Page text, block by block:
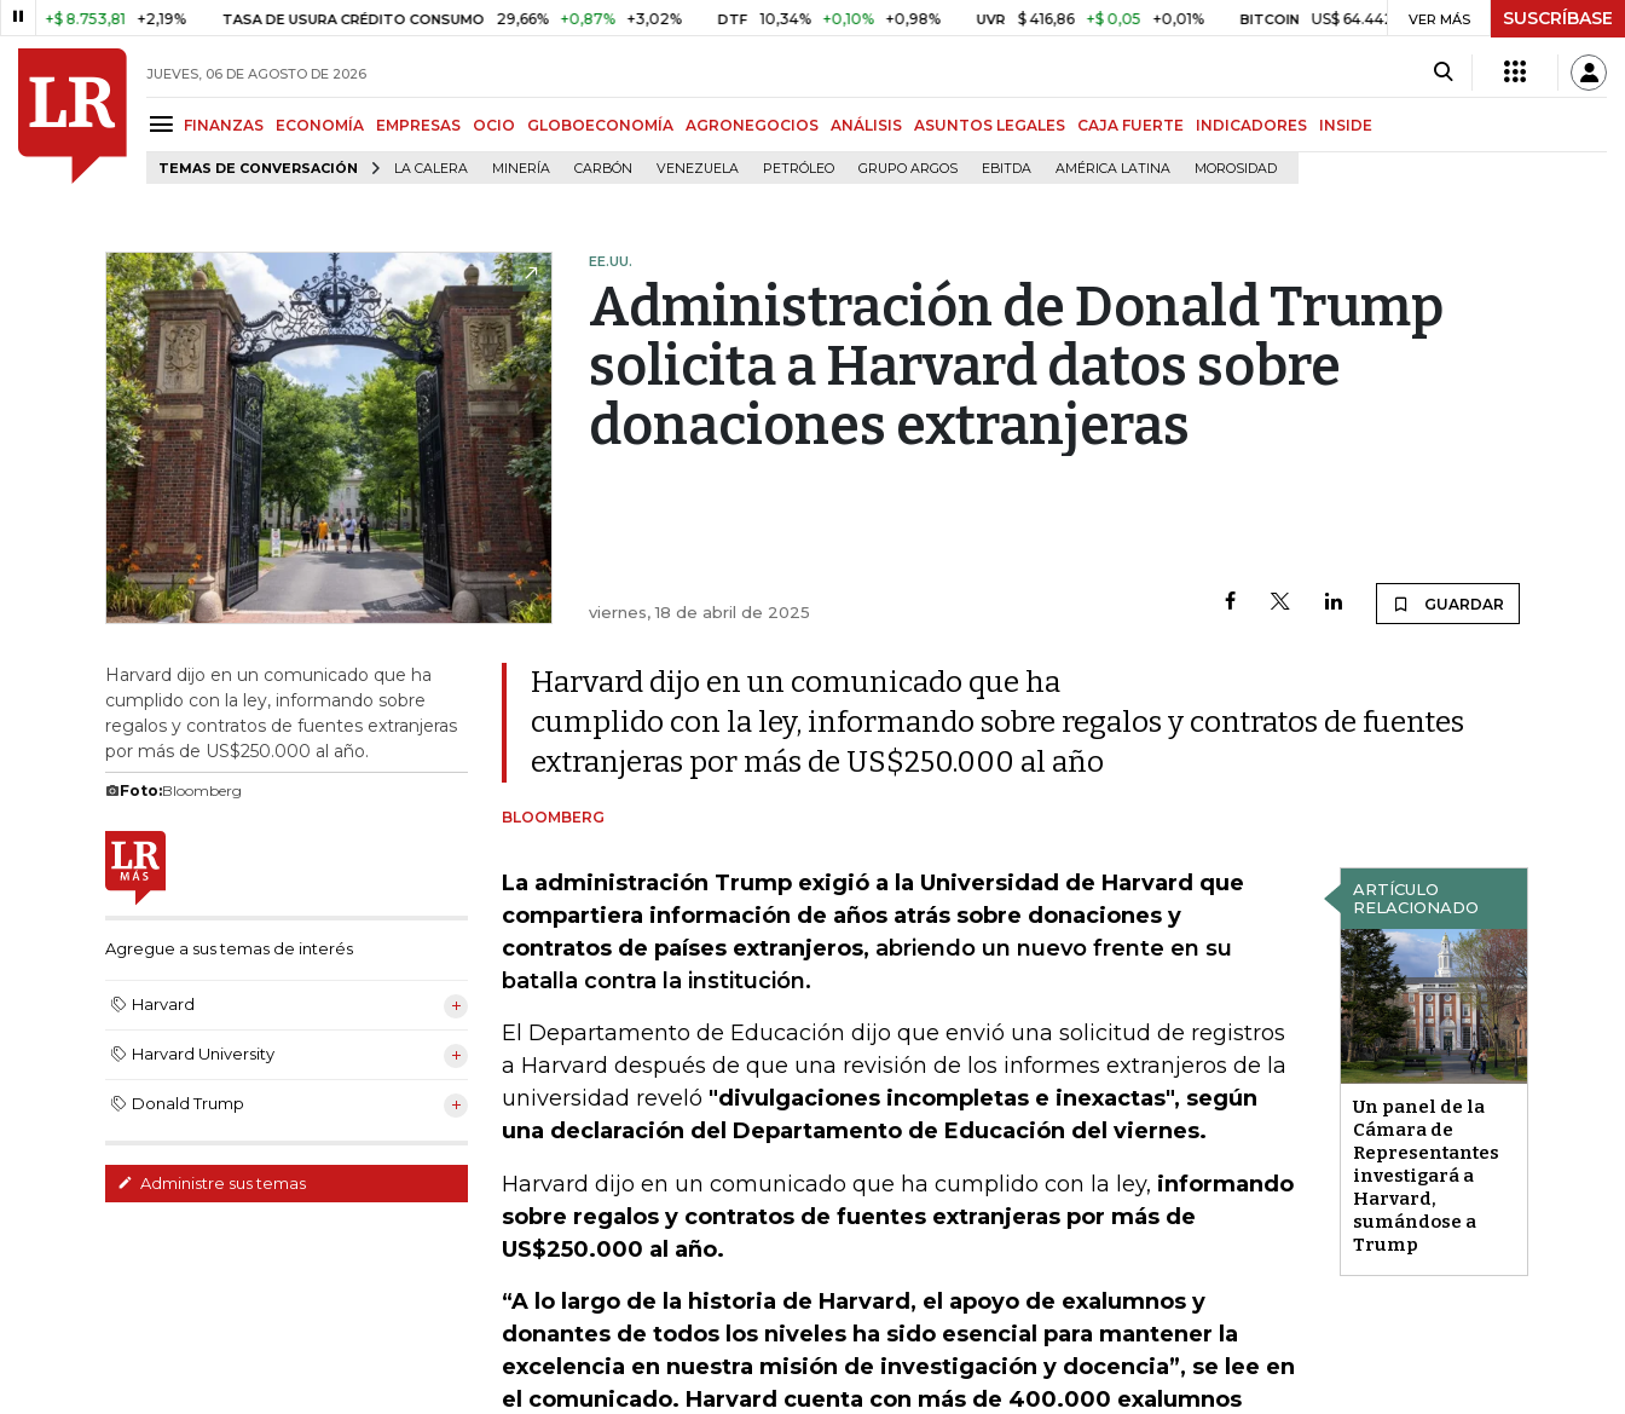
8.753,81 +2,19% TASA DE USURA CRÉDITO CONSUMO 29,66% +0,87% +3,02% DTF 10,34% +0,10% +0,98% UVR $ 416,86 +$ 0,05 +0,01% BITCOIN US$ 64.442,80 -US$ 525,60 -0,81% TRM $
VER MÁS SUSCRÍBASE
JUEVES, 06 DE AGOSTO DE 2026
FINANZAS ECONOMÍA EMPRESAS OCIO GLOBOECONOMÍA AGRONEGOCIOS ANÁLISIS ASUNTOS LEGALES CAJA FUERTE INDICADORES INSIDE
TEMAS DE CONVERSACIÓN LA CALERA MINERÍA CARBÓN VENEZUELA PETRÓLEO GRUPO ARGOS EBITDA AMÉRICA LATINA MOROSIDAD
EE.UU.
Administración de Donald Trump
solicita a Harvard datos sobre
donaciones extranjeras
viernes, 18 de abril de 2025 GUARDAR
Harvard dijo en un comunicado que ha
cumplido con la ley, informando sobre
regalos y contratos de fuentes extranjeras
por más de US$250.000 al año.
Foto:Bloomberg
Agregue a sus temas de interés
Harvard
Harvard University
Donald Trump
Administre sus temas
Harvard dijo en un comunicado que ha
cumplido con la ley, informando sobre regalos y contratos de fuentes
extranjeras por más de US$250.000 al año
BLOOMBERG
ARTÍCULO
RELACIONADO
Un panel de la
Cámara de
Representantes
investigará a
Harvard,
sumándose a
Trump
La administración Trump exigió a la Universidad de Harvard que
compartiera información de años atrás sobre donaciones y
contratos de países extranjeros, abriendo un nuevo frente en su
batalla contra la institución.
El Departamento de Educación dijo que envió una solicitud de registros
a Harvard después de que una revisión de los informes extranjeros de la
universidad reveló "divulgaciones incompletas e inexactas", según
una declaración del Departamento de Educación del viernes.
Harvard dijo en un comunicado que ha cumplido con la ley, informando
sobre regalos y contratos de fuentes extranjeras por más de
US$250.000 al año.
“A lo largo de la historia de Harvard, el apoyo de exalumnos y
donantes de todos los niveles ha sido esencial para mantener la
excelencia en nuestra misión de investigación y docencia”, se lee en
el comunicado. Harvard cuenta con más de 400.000 exalumnos